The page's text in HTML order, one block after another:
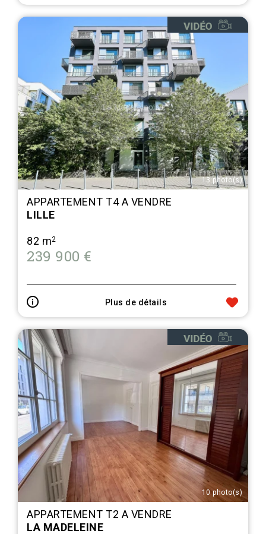
13 photo(s)
APPARTEMENT T4 A VENDRE
LILLE
82 m2
239 900 €
Plus de détails
10 photo(s)
APPARTEMENT T2 A VENDRE
LA MADELEINE